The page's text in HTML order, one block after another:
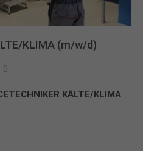
KLIMA (m/w/d)
0
KÄLTE/KLIMA